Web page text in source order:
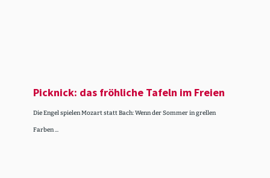
Picknick: das fröhliche Tafeln im Freien
Die Engel spielen Mozart statt Bach: Wenn der Sommer in grellen
Farben ...